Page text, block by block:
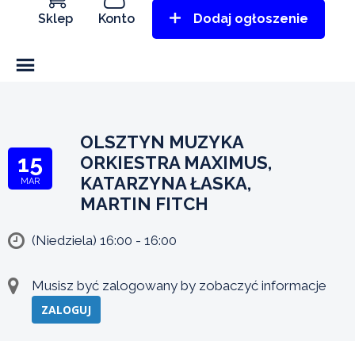
Sklep Konto Dodaj ogłoszenie
15
MAR
OLSZTYN MUZYKA
ORKIESTRA MAXIMUS,
KATARZYNA ŁASKA,
MARTIN FITCH
(Niedziela) 16:00 - 16:00
Musisz być zalogowany by zobaczyć informacje
ZALOGUJ